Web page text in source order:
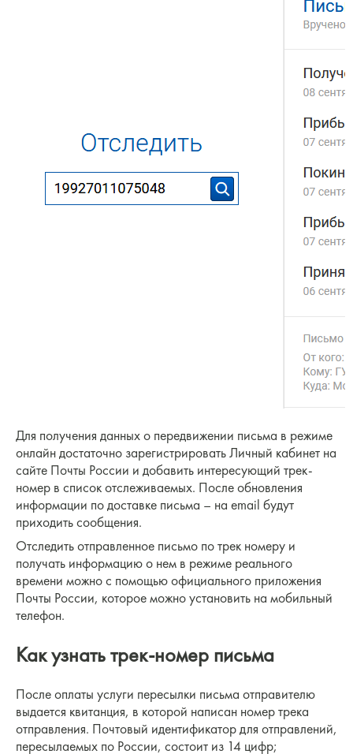
Для получения данных о передвижении письма в режиме
онлайн достаточно зарегистрировать Личный кабинет на
сайте Почты России и добавить интересующий трек-
номер в список отслеживаемых. После обновления
информации по доставке письма – на email будут
приходить сообщения.
Отследить отправленное письмо по трек номеру и
получать информацию о нем в режиме реального
времени можно с помощью официального приложения
Почты России, которое можно установить на мобильный
телефон.
Как узнать трек-номер письма
После оплаты услуги пересылки письма отправителю
выдается квитанция, в которой написан номер трека
отправления. Почтовый идентификатор для отправлений,
пересылаемых по России, состоит из 14 цифр;